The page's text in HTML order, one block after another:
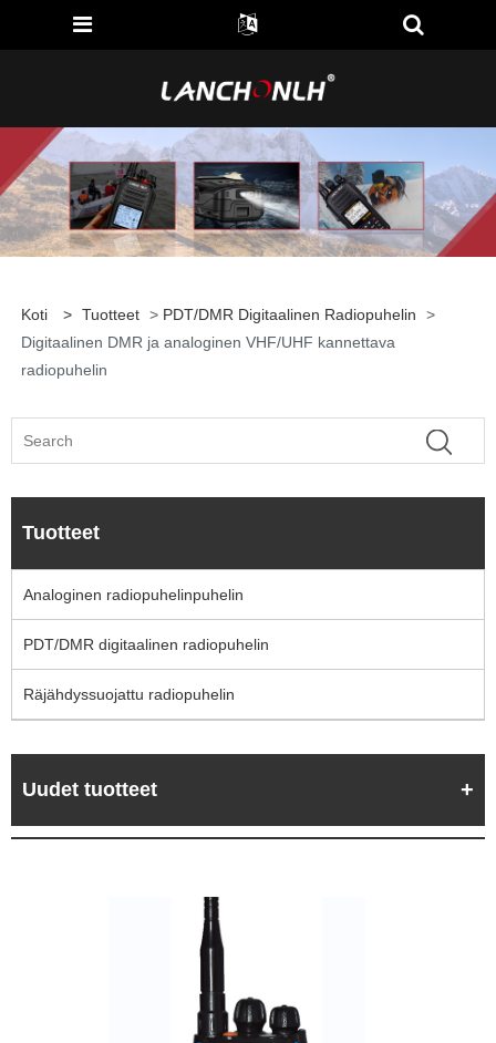
Koti > Tuotteet > PDT/DMR Digitaalinen Radiopuhelin
>
Digitaalinen DMR ja analoginen VHF/UHF kannettava
radiopuhelin
Tuotteet
Analoginen radiopuhelinpuhelin
PDT/DMR digitaalinen radiopuhelin
Räjähdyssuojattu radiopuhelin
Uudet tuotteet